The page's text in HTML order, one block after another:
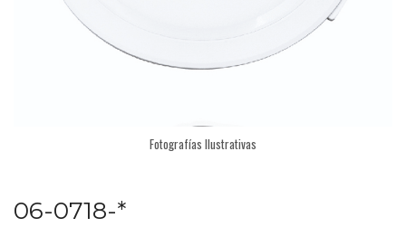
Fotografías Ilustrativas
06-0718-*